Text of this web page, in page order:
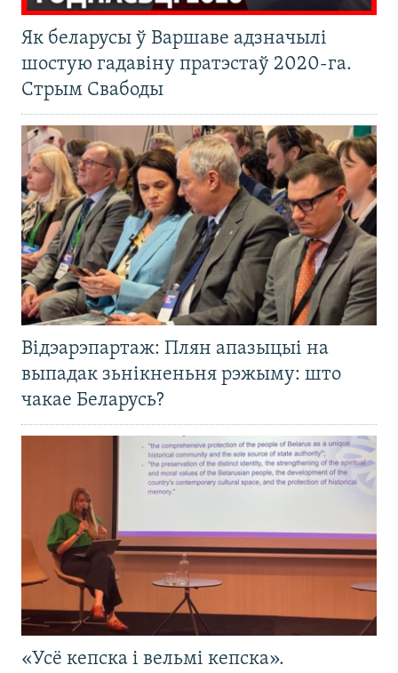
Як беларусы ў Варшаве адзначылі
шостую гадавіну пратэстаў 2020-га.
Стрым Свабоды
Відэарэпартаж: Плян апазыцыі на
выпадак зьнікненьня рэжыму: што
чакае Беларусь?
«Усё кепска і вельмі кепска».